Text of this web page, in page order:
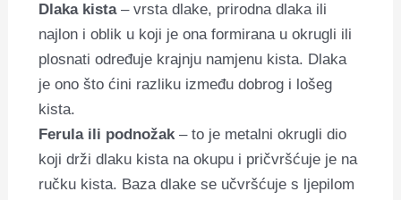
Dlaka kista– vrsta dlake, prirodna dlaka ili
najlon i oblik u koji je ona formirana u okrugli ili
plosnati određuje krajnju namjenu kista. Dlaka
je ono što ćini razliku između dobrog i lošeg
kista.
Ferula ili podnožak– to je metalni okrugli dio
koji drži dlaku kista na okupu i pričvršćuje je na
ručku kista. Baza dlake se učvršćuje s ljepilom